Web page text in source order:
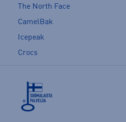
The North Face
CamelBak
Icepeak
Crocs